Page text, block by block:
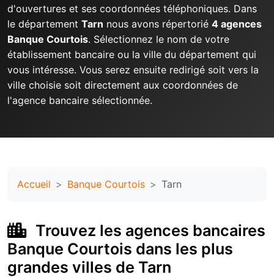
d'ouvertures et ses coordonnées téléphoniques. Dans
le département Tarn nous avons répertorié 4 agences
Banque Courtois. Sélectionnez le nom de votre
établissement bancaire ou la ville du département qui
vous intéresse. Vous serez ensuite redirigé soit vers la
ville choisie soit directement aux coordonnées de
l'agence bancaire sélectionnée.
Accueil Banque Courtois Tarn
Trouvez les agences bancaires
Banque Courtois dans les plus
grandes villes de Tarn